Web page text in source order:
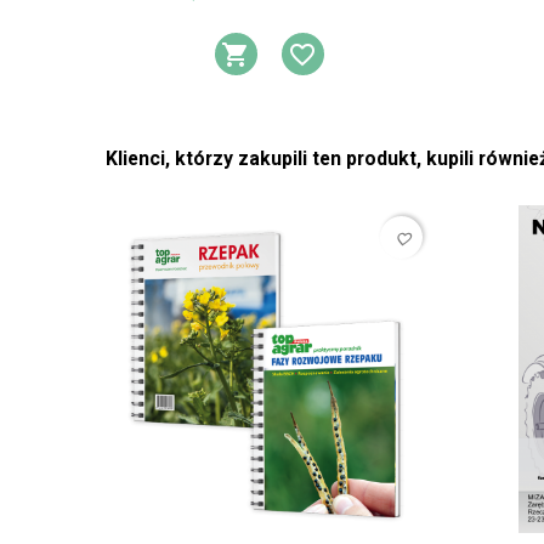
DODAJ DO KOSZYKA
DODAJ DO
Klienci, którzy zakupili ten produkt, kupili
favorite_border